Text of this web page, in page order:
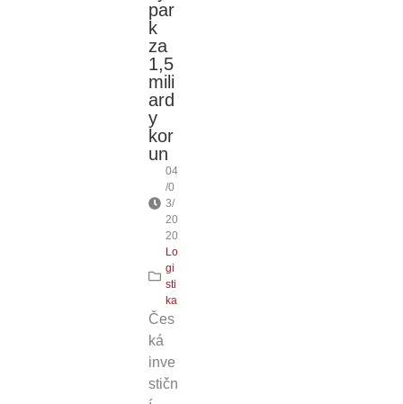
par
k
za
1,5
mili
ard
y
kor
un
04
/0
3/
20
20
Lo
gi
sti
ka
Čes
ká
inve
stičn